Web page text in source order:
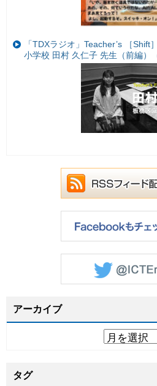
「TDXラジオ」Teacher’s ［
小学校 田村 久仁子 先生（前編）
アーカイブ
タグ